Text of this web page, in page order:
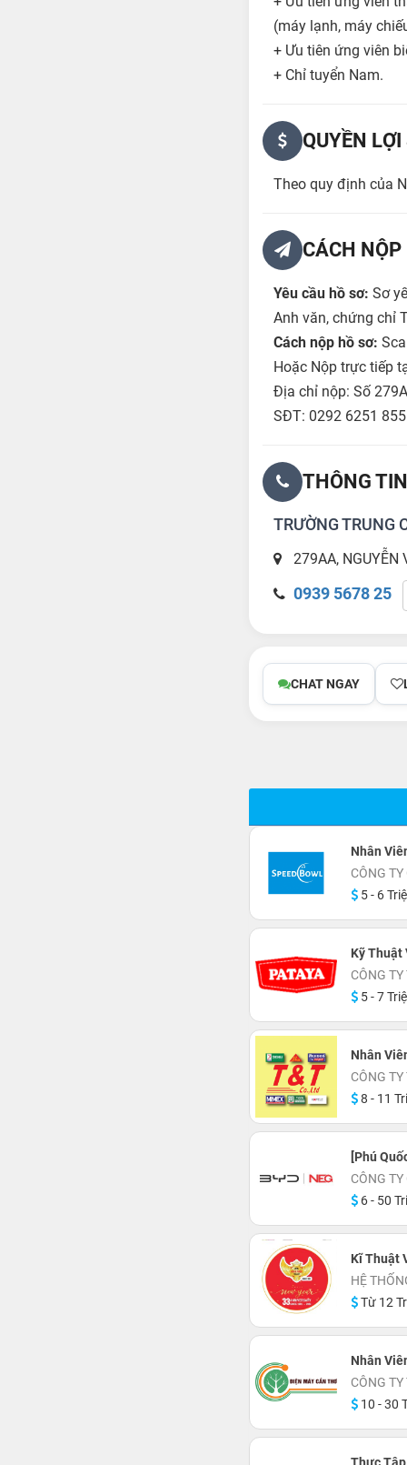
(máy lạnh, máy
+ Ưu tiên ứng viên
+ Chỉ tuyển Nam.
QUYỀN
Theo quy định của
CÁCH NỘP
Yêu cầu hồ sơ: Sơ
Anh văn, chứng chỉ
Cách nộp hồ sơ:
Hoặc Nộp trực tiếp
Địa chỉ nộp: Số
SĐT: 0292 6251
THÔNG
TRƯỜNG TRUNG
279AA, NGUYỄN
0939 5678 25
CHAT NGAY
Nhân
CÔNG
5 - 6
Kỹ Thuật
CÔNG
5 - 7
Nhân
CÔNG
8 - 11
[Phú
CÔNG
6 - 50
Kĩ Thuật
HỆ
Từ 12
Nhân
CÔNG
10 - 30
Thực